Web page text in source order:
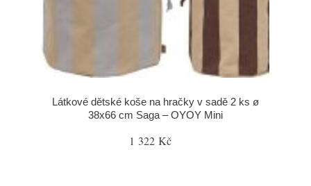
Látkové dětské koše na hračky v sadě 2 ks ø
38x66 cm Saga – OYOY Mini
1 322 Kč